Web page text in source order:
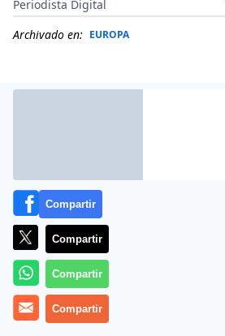
Periodista Digital
Archivado en: EUROPA
Más información
Compartir
Compartir
Compartir
Compartir